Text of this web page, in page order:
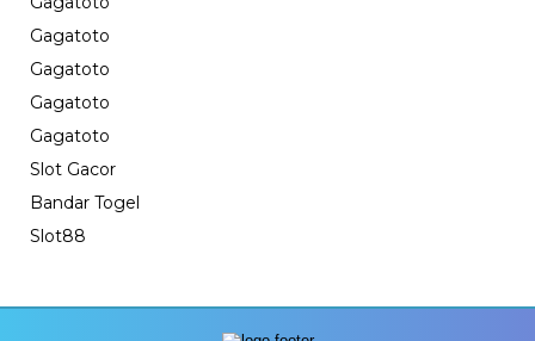
Gagatoto
Gagatoto
Gagatoto
Gagatoto
Slot Gacor
Bandar Togel
Slot88